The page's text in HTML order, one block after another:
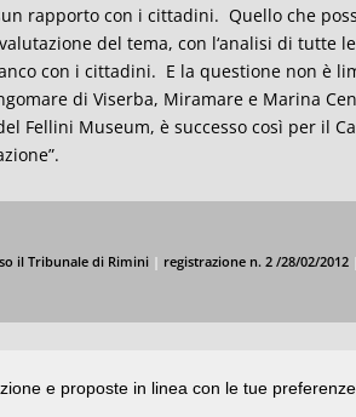
rapporto con i cittadini. Quello che
del tema, con l‘analisi di tutte
con i cittadini. E la questione non è
di Viserba, Miramare e Marina
Fellini Museum, è successo così per il
il Tribunale di Rimini | registrazione n. 2 /28/02/2012 |
e proposte in linea con le tue preferenze.